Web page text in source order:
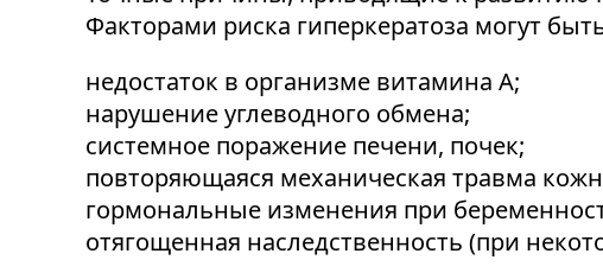
Факторами риска гиперкератоза могут
недостаток в организме витамина А;
нарушение углеводного обмена;
системное поражение печени, почек;
повторяющаяся механическая травма
гормональные изменения при
отягощенная наследственность (при